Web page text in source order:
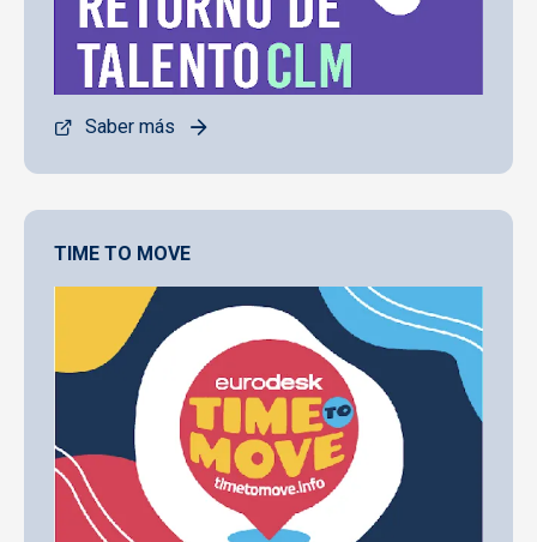
Saber más
TIME TO MOVE